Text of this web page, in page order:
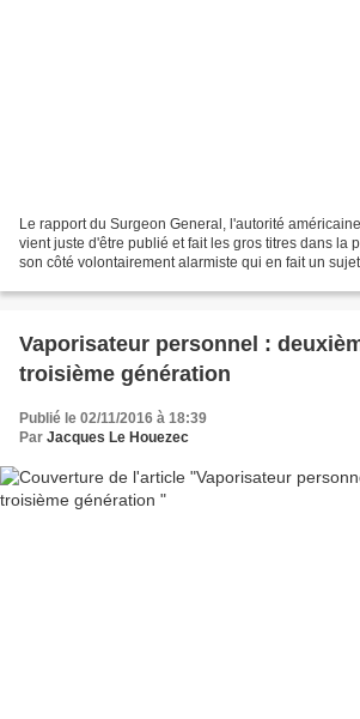
Le rapport du Surgeon General, l'autorité
vient juste d'être publié et fait les gros titres dans la
son côté volontairement alarmiste qui en fait un
Vaporisateur personnel :
troisième génération
Publié le 02/11/2016 à 18:39
Par Jacques Le Houezec